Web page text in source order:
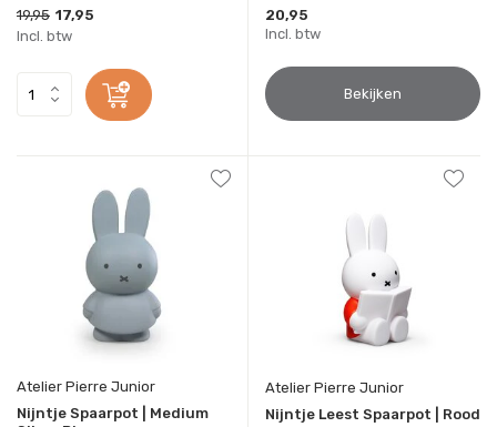
19,95 17,95
Incl. btw
20,95
Incl. btw
Bekijken
Atelier Pierre Junior
Nijntje Spaarpot | Medium
Atelier Pierre Junior
Nijntje Leest Spaarpot | Rood